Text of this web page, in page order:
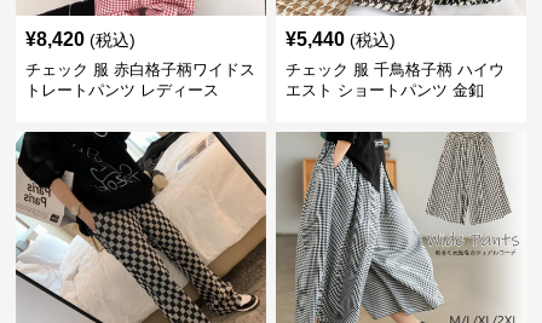
¥8,420 (税込)
チェック 服 赤白格子柄ワイドス
トレートパンツ レディース
¥5,440 (税込)
チェック 服 千鳥格子柄 ハイウ
エスト ショートパンツ 金釦